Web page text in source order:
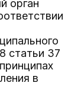
орган
статьи 37
в